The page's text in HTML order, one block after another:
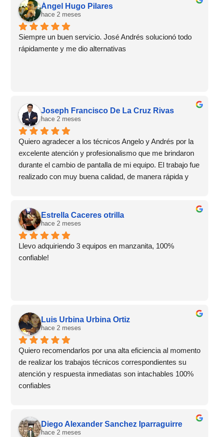
Ángel Hugo Pilares
hace 2 meses
Siempre un buen servicio. José Andrés solucionó todo
rápidamente y me dio alternativas
Joseph Francisco De La Cruz Rivas
hace 2 meses
Quiero agradecer a los técnicos Angelo y Andrés por la
excelente atención y profesionalismo que me brindaron
durante el cambio de pantalla de mi equipo. El trabajo fue
realizado con muy buena calidad, de manera rápida y
confianza y tranquilidad sobre el servicio recibido.
También aproveché para comprar un protector de
pantalla y un case, ambos de muy buena calidad.Sin
duda, recomiendo este lugar por su excelente servicio,
atención al cliente y garantía. ¡Una experiencia
Estrella Caceres otrilla
hace 2 meses
Llevo adquiriendo 3 equipos en manzanita, 100%
confiable!
Luis Urbina Urbina Ortiz
hace 2 meses
Quiero recomendarlos por una alta eficiencia al momento
de realizar los trabajos técnicos correspondientes su
atención y respuesta inmediatas son intachables 100%
confiables
Diego Alexander Sanchez Iparraguirre
hace 2 meses